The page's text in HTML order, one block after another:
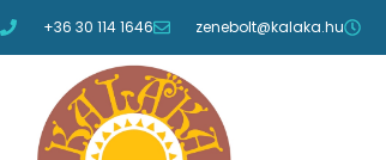
+36 30 114 1646 zenebolt@kalaka.hu